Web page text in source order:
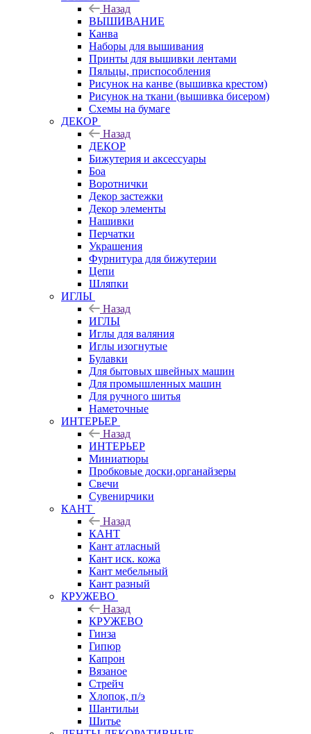
Назад
ВЫШИВАНИЕ
Канва
Наборы для вышивания
Принты для вышивки лентами
Пяльцы, приспособления
Рисунок на канве (вышивка крестом)
Рисунок на ткани (вышивка бисером)
Схемы на бумаге
ДЕКОР
Назад
ДЕКОР
Бижутерия и аксессуары
Боа
Воротнички
Декор застежки
Декор элементы
Нашивки
Перчатки
Украшения
Фурнитура для бижутерии
Цепи
Шляпки
ИГЛЫ
Назад
ИГЛЫ
Иглы для валяния
Иглы изогнутые
Булавки
Для бытовых швейных машин
Для промышленных машин
Для ручного шитья
Наметочные
ИНТЕРЬЕР
Назад
ИНТЕРЬЕР
Миниатюры
Пробковые доски,органайзеры
Свечи
Сувенирчики
КАНТ
Назад
КАНТ
Кант атласный
Кант иск. кожа
Кант мебельный
Кант разный
КРУЖЕВО
Назад
КРУЖЕВО
Гинза
Гипюр
Капрон
Вязаное
Стрейч
Хлопок, п/э
Шантильи
Шитье